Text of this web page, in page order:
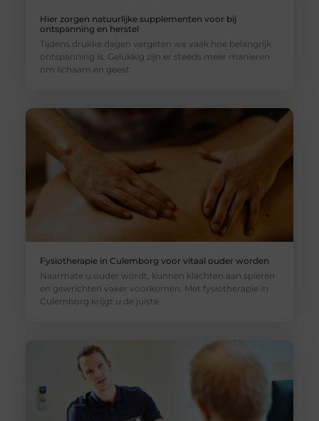
Hier zorgen natuurlijke supplementen voor bij
ontspanning en herstel
Tijdens drukke dagen vergeten we vaak hoe belangrijk
ontspanning is. Gelukkig zijn er steeds meer manieren
om lichaam en geest
Fysiotherapie in Culemborg voor vitaal ouder worden
Naarmate u ouder wordt, kunnen klachten aan spieren
en gewrichten vaker voorkomen. Met fysiotherapie in
Culemborg krijgt u de juiste